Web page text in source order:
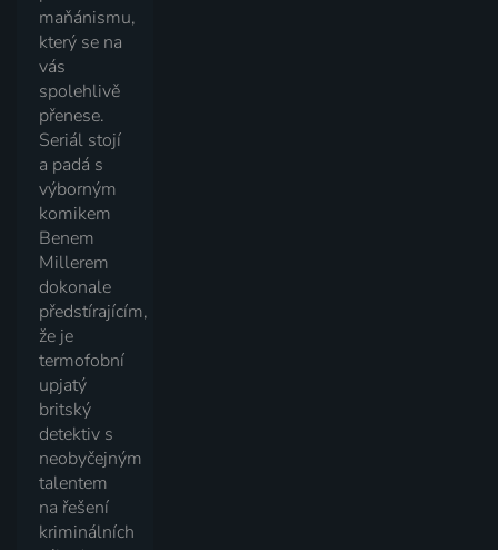
maňánismu,
který se na
vás
spolehlivě
přenese.
Seriál stojí
a padá s
výborným
komikem
Benem
Millerem
dokonale
předstírajícím,
že je
termofobní
upjatý
britský
detektiv s
neobyčejným
talentem
na řešení
kriminálních